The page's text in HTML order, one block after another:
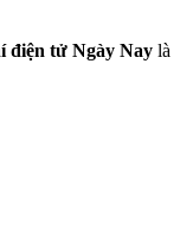
điện tử Ngày Nay là